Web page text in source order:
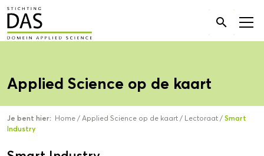
Zoek
naar:

Applied Science op de kaart
Je bent hier: Home / Applied Science op de kaart / Lectoraat / Smart
Industry